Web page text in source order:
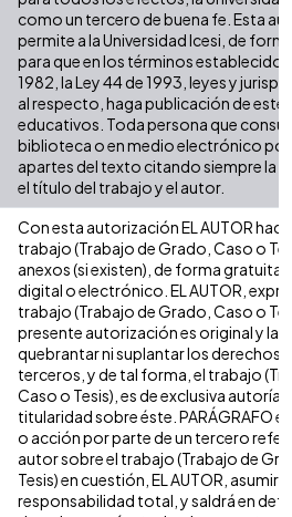
como un tercero de buena fe. Esta
permite a la Universidad Icesi, de
para que en los términos establecidos
1982, la Ley 44 de 1993, leyes y
al respecto, haga publicación de este
educativos. Toda persona que
biblioteca o en medio electrónico
apartes del texto citando siempre la
el título del trabajo y el autor.
Con esta autorización EL AUTOR
trabajo (Trabajo de Grado, Caso o
anexos (si existen), de forma gratuita
digital o electrónico. EL AUTOR,
trabajo (Trabajo de Grado, Caso o
presente autorización es original y la
quebrantar ni suplantar los derechos
terceros, y de tal forma, el trabajo
Caso o Tesis), es de exclusiva autoría
titularidad sobre éste. PARÁGRAFO
o acción por parte de un tercero
autor sobre el trabajo (Trabajo de
Tesis) en cuestión, EL AUTOR, asumirá
responsabilidad total, y saldrá en